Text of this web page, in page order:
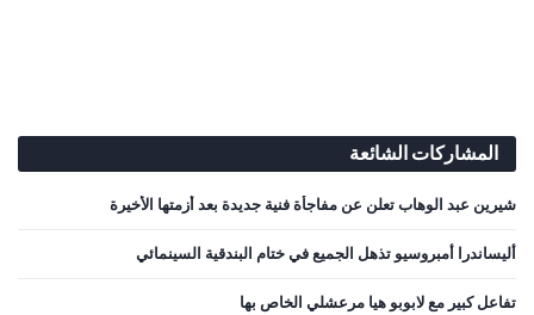
المشاركات الشائعة
شيرين عبد الوهاب تعلن عن مفاجأة فنية جديدة بعد أزمتها الأخيرة
أليساندرا أمبروسيو تذهل الجميع في ختام البندقية السينمائي
تفاعل كبير مع لابوبو هيا مرعشلي الخاص بها